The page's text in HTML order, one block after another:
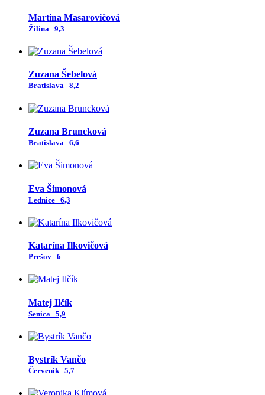
Martina Masarovičová
Žilina 9,3
Zuzana Šebelová
Bratislava 8,2
Zuzana Bruncková
Bratislava 6,6
Eva Šimonová
Lednice 6,3
Katarína Ilkovičová
Prešov 6
Matej Ilčík
Senica 5,9
Bystrík Vančo
Červeník 5,7